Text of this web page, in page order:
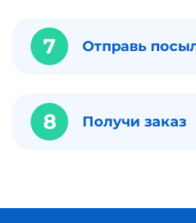
7 Отправь
8 Получи заказ